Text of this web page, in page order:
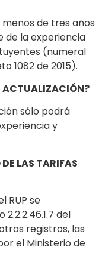
de tres años
de la experiencia
(numeral
1082 de 2015).
ACTUALIZACIÓN?
sólo podrá
y
LAS TARIFAS
RUP se
del
registros, las
el Ministerio de